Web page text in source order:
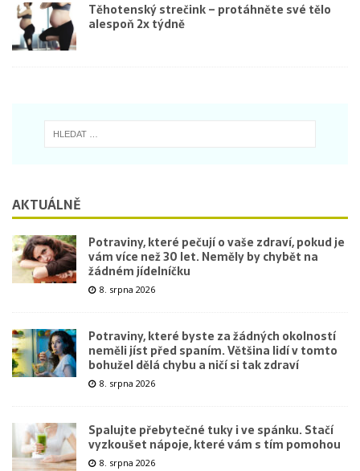
Těhotenský strečink – protáhněte své tělo
alespoň 2x týdně
AKTUÁLNĚ
Potraviny, které pečují o vaše zdraví, pokud je
vám více než 30 let. Neměly by chybět na
žádném jídelníčku
8. srpna 2026
Potraviny, které byste za žádných okolností
neměli jíst před spaním. Většina lidí v tomto
bohužel dělá chybu a ničí si tak zdraví
8. srpna 2026
Spalujte přebytečné tuky i ve spánku. Stačí
vyzkoušet nápoje, které vám s tím pomohou
8. srpna 2026